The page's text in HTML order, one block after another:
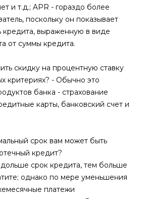
и т.д.; APR - гораздо более
поскольку он показывает
кредита, выраженную в виде
от суммы кредита.
скидку на процентную ставку
критериях? - Обычно это
банка - страхование
карты, банковский счет и
срок вам может быть
кредит?
срок кредита, тем больше
однако по мере уменьшения
платежи